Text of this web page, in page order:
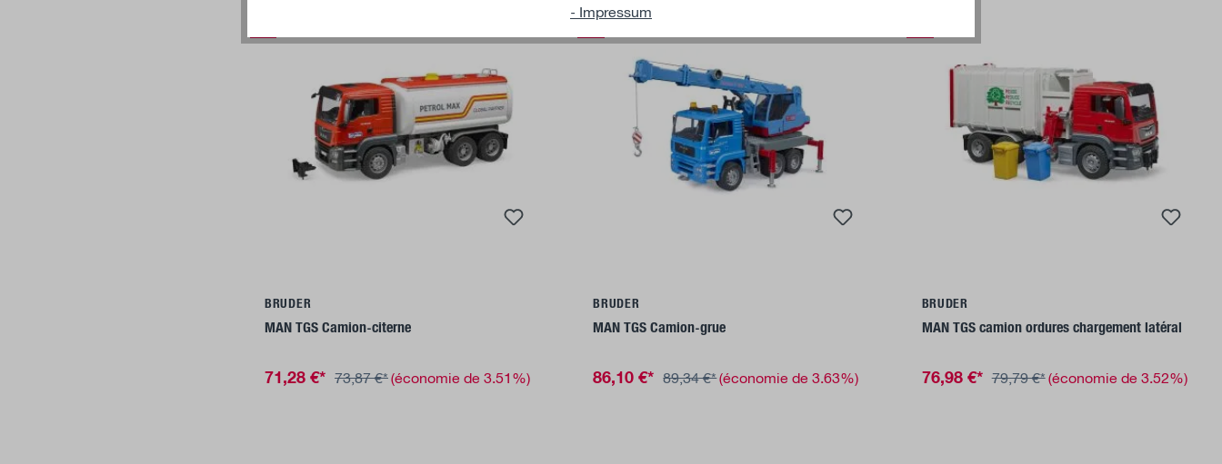
BRUDER
MAN TGS Camion-citerne
71,28 €* 73,87 €*(économie de 3.51%)
%
BRUDER
MAN TGS Camion-grue
86,10 €* 89,34 €*(économie de 3.63%)
BRUDER
MAN TGS camion ordures chargement latéral
76,98 €* 79,79 €*(économie de 3.52%)
- Impressum